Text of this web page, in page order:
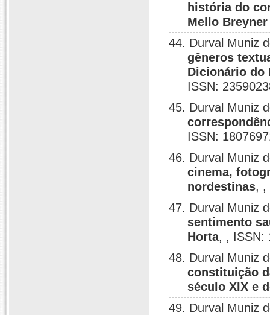
história do
Mello
44. Durval Muniz
gêneros
Dicionário do
ISSN:
45. Durval Muniz
ISSN:
46. Durval Muniz
cinema,
nordestinas, ,
47. Durval Muniz
sentimento
Horta, , ISSN:
48. Durval Muniz
constituição
século XIX e
49. Durval Muniz